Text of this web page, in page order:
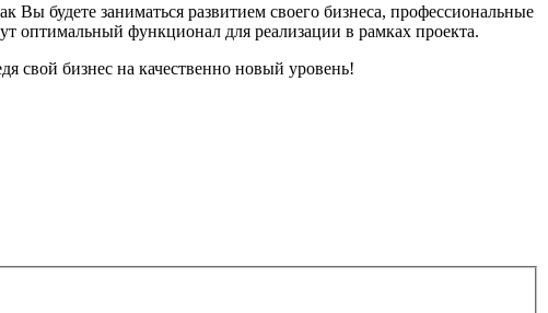
будете заниматься развитием своего бизнеса, профессиональные
оптимальный функционал для реализации в рамках проекта.
свой бизнес на качественно новый уровень!